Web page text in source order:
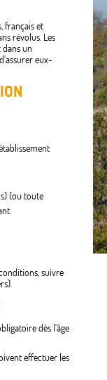
français et
révolus. Les
un
eux-
(ou toute
suivre
dès l'âge
effectuer les